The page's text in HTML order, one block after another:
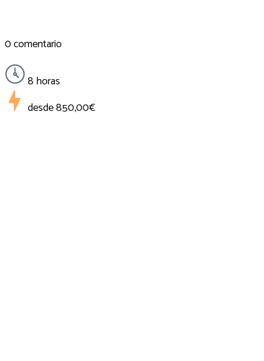
0 comentario
8 horas
desde850,00€